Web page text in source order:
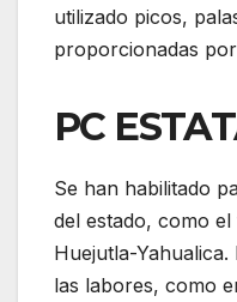
utilizado picos,
proporcionadas
PC
Se han habilitado
del estado, como
Huejutla-
las labores, como